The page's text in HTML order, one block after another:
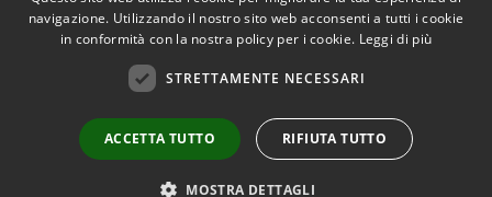
Accessibilità
Municipium•Accesso redazione
navigazione. Utilizzando il nostro sito web acconsenti a tutti i cookie
in conformità con la nostra policy per i cookie. Leggi di più
STRETTAMENTE NECESSARI
ACCETTA TUTTO RIFIUTA TUTTO
MOSTRA DETTAGLI